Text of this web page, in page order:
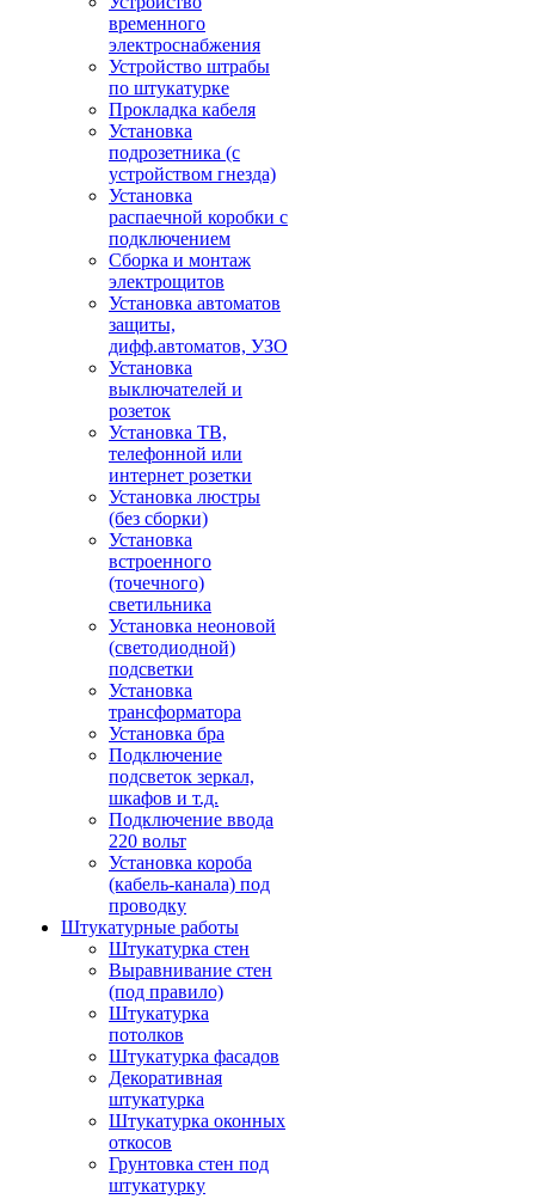
временного
электроснабжения
Устройство штрабы
по штукатурке
Прокладка кабеля
Установка
подрозетника (с
устройством гнезда)
Установка
распаечной коробки с
подключением
Сборка и монтаж
электрощитов
Установка автоматов
защиты,
дифф.автоматов, УЗО
Установка
выключателей и
розеток
Установка ТВ,
телефонной или
интернет розетки
Установка люстры
(без сборки)
Установка
встроенного
(точечного)
светильника
Установка неоновой
(светодиодной)
подсветки
Установка
трансформатора
Установка бра
Подключение
подсветок зеркал,
шкафов и т.д.
Подключение ввода
220 вольт
Установка короба
(кабель-канала) под
проводку
Штукатурные работы
Штукатурка стен
Выравнивание стен
(под правило)
Штукатурка
потолков
Штукатурка фасадов
Декоративная
штукатурка
Штукатурка оконных
откосов
Грунтовка стен под
штукатурку